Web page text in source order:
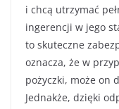
i chcą utrzymać
ingerencji w jego
to skuteczne
oznacza, że w
pożyczki, może on
Jednakże, dzięki